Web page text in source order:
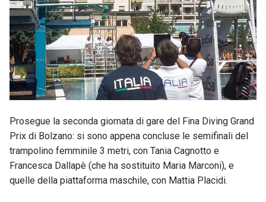
Prosegue la seconda giornata di gare del Fina Diving Grand
Prix di Bolzano: si sono appena concluse le semifinali del
trampolino femminile 3 metri, con Tania Cagnotto e
Francesca Dallapè (che ha sostituito Maria Marconi), e
quelle della piattaforma maschile, con Mattia Placidi.